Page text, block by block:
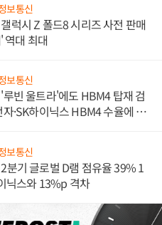
보통신
럭시 Z 폴드8 시리즈 사전 판매
역대 최대
보통신
빈 울트라'에도 HBM4 탑재 검
·SK하이닉스 HBM4 수율에 주
보통신
분기 글로벌 D램 점유율 39% 1
닉스와 13%p 격차